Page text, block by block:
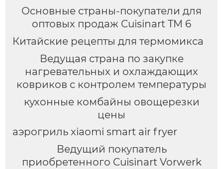
Основные страны-покупатели для
оптовых продаж Cuisinart TM 6
Китайские рецепты для термомикса
Ведущая страна по закупке
нагревательных и охлаждающих
ковриков с контролем температуры
кухонные комбайны овощерезки
цены
аэрогриль xiaomi smart air fryer
Ведущий покупатель
приобретенного Cuisinart Vorwerk